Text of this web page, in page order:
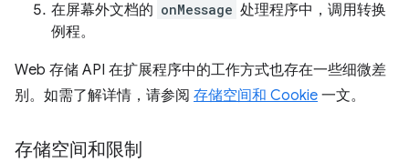
在屏幕外文档的 onMessage 处理程序中，调用转换
例程。
Web 存储 API 在扩展程序中的工作方式也存在一些细微差
别。如需了解详情，请参阅 存储空间和 Cookie 一文。
存储空间和限制